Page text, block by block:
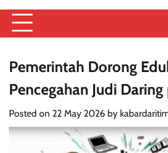
Pemerintah Dorong
Pencegahan Judi
Posted on 22 May 2026 by